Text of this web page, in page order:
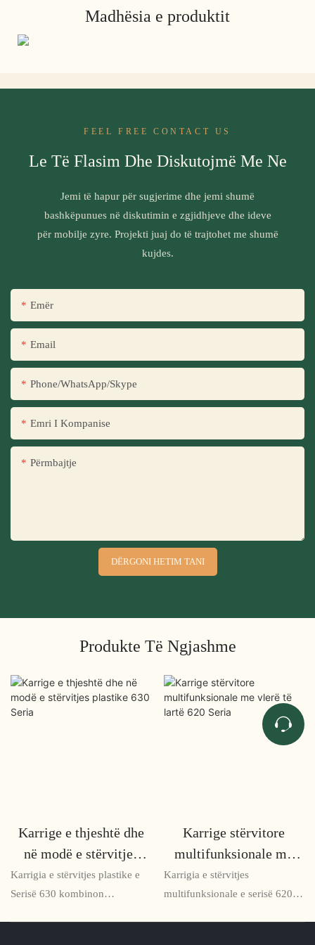
Madhësia e produktit
FEEL FREE CONTACT US
Le Të Flasim Dhe Diskutojmë Me Ne
Jemi të hapur për sugjerime dhe jemi shumë
bashkëpunues në diskutimin e zgjidhjeve dhe ideve
për mobilje zyre. Projekti juaj do të trajtohet me shumë
kujdes.
Emër
Email
Phone/WhatsApp/Skype
Emri I Kompanise
Përmbajtje
DËRGONI HETIM TANI
Produkte Të Ngjashme
Karrige e thjeshtë dhe
në modë e stërvitjes
plastike 630 Seria
Karrigia e stërvitjes plastike e
Serisë 630 kombinon
Karrige stërvitore
multifunksionale me
vlerë të lartë 620 Seria
Karrigia e stërvitjes
multifunksionale e serisë 620